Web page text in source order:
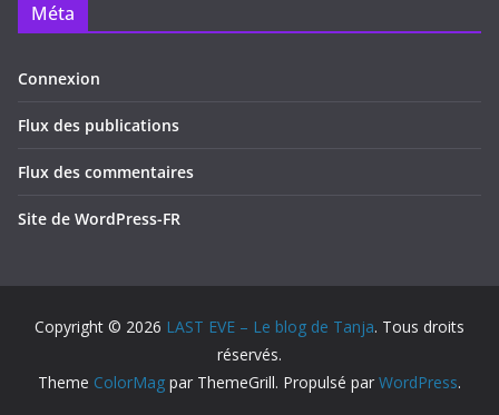
Méta
Connexion
Flux des publications
Flux des commentaires
Site de WordPress-FR
Copyright © 2026 LAST EVE – Le blog de Tanja. Tous droits
réservés.
Theme ColorMag par ThemeGrill. Propulsé par WordPress.